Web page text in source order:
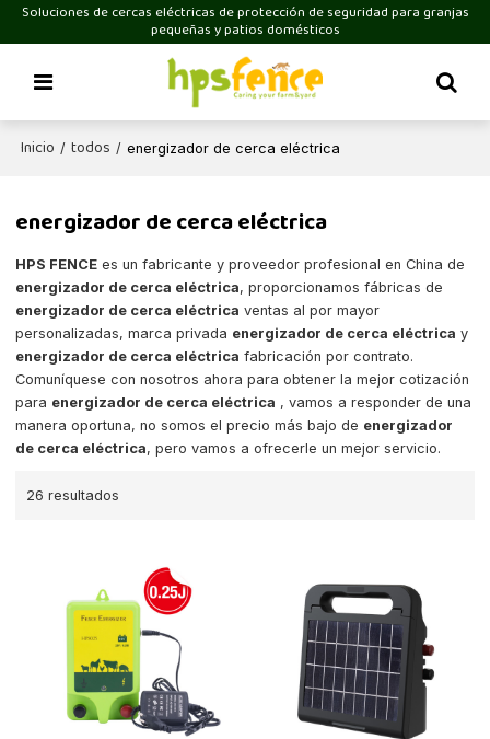
Soluciones de cercas eléctricas de protección de seguridad para granjas
pequeñas y patios domésticos
Inicio / todos / energizador de cerca eléctrica
energizador de cerca eléctrica
HPS FENCE es un fabricante y proveedor profesional en China de
energizador de cerca eléctrica, proporcionamos fábricas de
energizador de cerca eléctrica ventas al por mayor
personalizadas, marca privada energizador de cerca eléctrica y
energizador de cerca eléctrica fabricación por contrato.
Comuníquese con nosotros ahora para obtener la mejor cotización
para energizador de cerca eléctrica , vamos a responder de una
manera oportuna, no somos el precio más bajo de energizador
de cerca eléctrica, pero vamos a ofrecerle un mejor servicio.
26 resultados